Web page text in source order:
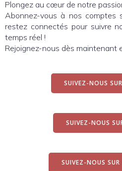
Plongez au cœur de notre
Abonnez-vous à nos comptes
restez connectés pour suivre
temps réel !
Rejoignez-nous dès maintenant
SUIVEZ-NOUS
SUIVEZ-NOUS
SUIVEZ-NOUS